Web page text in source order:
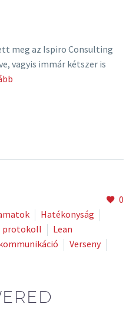
meg az Ispiro Consulting
vagyis immár kétszer is
0
Hatékonyság
protokoll
Lean
Verseny